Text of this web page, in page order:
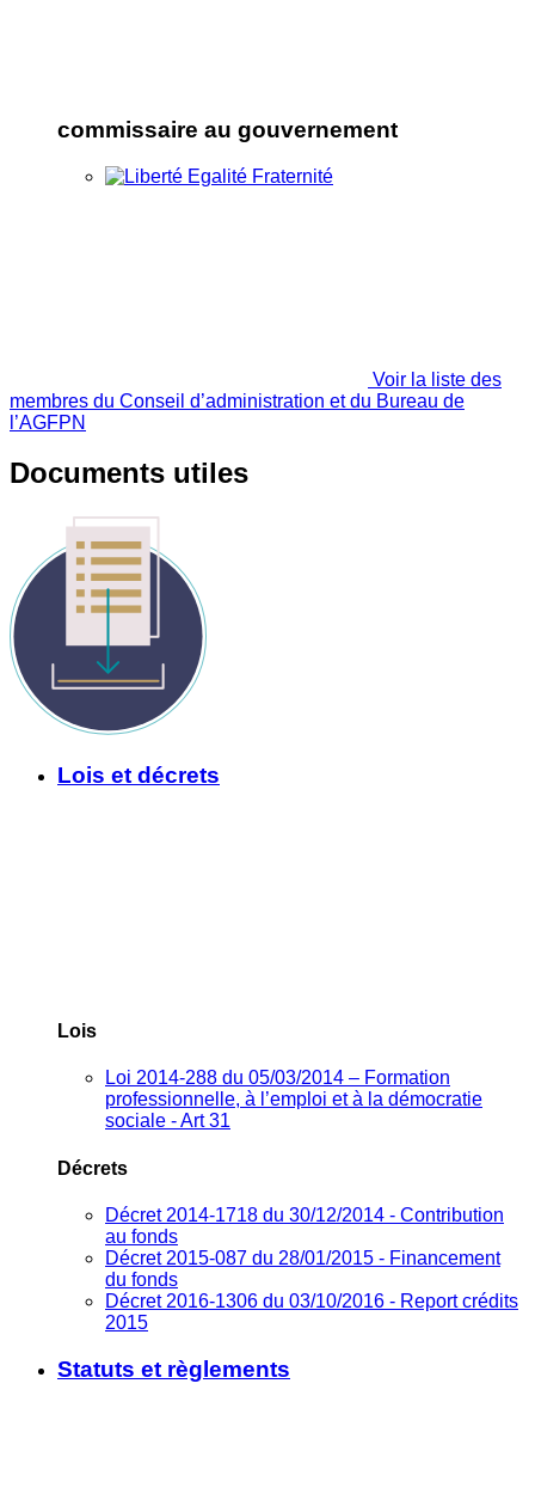
commissaire au gouvernement
Voir la liste des
membres du Conseil d’administration et du Bureau de
l’AGFPN
Documents utiles
Lois et décrets
Lois
Loi 2014-288 du 05/03/2014 – Formation
professionnelle, à l’emploi et à la démocratie
sociale - Art 31
Décrets
Décret 2014-1718 du 30/12/2014 - Contribution
au fonds
Décret 2015-087 du 28/01/2015 - Financement
du fonds
Décret 2016-1306 du 03/10/2016 - Report crédits
2015
Statuts et règlements